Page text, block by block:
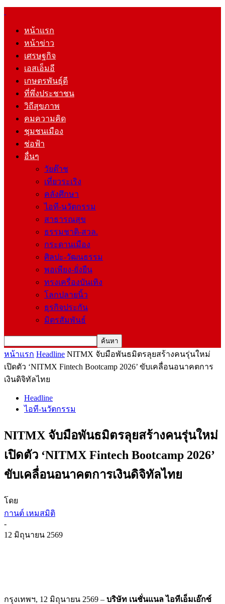
หน้าแรก
หน้าข่าว
เศรษฐกิจ
เอสเอ็มอี
เกษตรพันธุ์ดี
ที่พึ่งประชาชน
วิถีสุขภาพ
คมความคิด
ชุมชนเมือง
ช่อฟ้า
อื่นๆ
วัยต๊าช
เที่ยวระเริง
คลังศึกษา
ไอที-นวัตกรรม
สาธารณสุข
ธรรมชาติ-สวล.
กระดานเมือง
ศิลปะ-วัฒนธรรม
พอเพียง-ยั่งยืน
ทรงเครื่องบันเทิง
โลกปลายนิ้ว
ธุรกิจประกัน
มิตรสัมพันธ์
หน้าแรก Headline NITMX จับมือพันธมิตรลุยสร้างคนรุ่นใหม่
เปิดตัว ‘NITMX Fintech Bootcamp 2026’ ขับเคลื่อนอนาคตการ
เงินดิจิทัลไทย
Headline
ไอที-นวัตกรรม
NITMX จับมือพันธมิตรลุยสร้างคนรุ่นใหม่
เปิดตัว ‘NITMX Fintech Bootcamp 2026’
ขับเคลื่อนอนาคตการเงินดิจิทัลไทย
โดย
กานต์ เหมสมิติ
-
12 มิถุนายน 2569
กรุงเทพฯ, 12 มิถุนายน 2569 – บริษัท เนชั่นแนล ไอทีเอ็มเอ๊กซ์